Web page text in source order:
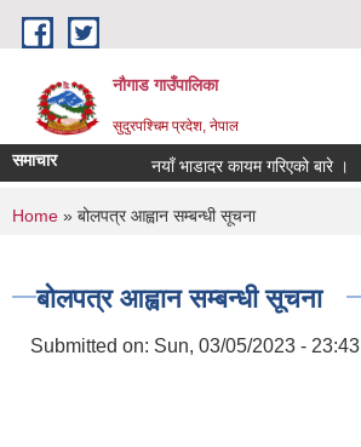
Skip to main content
नौगाड गाउँपालिका
सुदुरपश्चिम प्रदेश, नेपाल
समाचार नयाँ भाडादर कायम गरिएको बारे ।
You are here
Home » बोलपत्र आह्वान सम्बन्धी सूचना
बोलपत्र आह्वान सम्बन्धी सूचना
Submitted on: Sun, 03/05/2023 - 23:43